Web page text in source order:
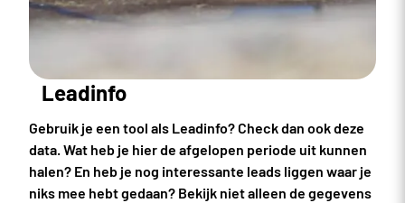
Leadinfo
Gebruik je een tool als Leadinfo? Check dan ook deze
data. Wat heb je hier de afgelopen periode uit kunnen
halen? En heb je nog interessante leads liggen waar je
niks mee hebt gedaan? Bekijk niet alleen de gegevens